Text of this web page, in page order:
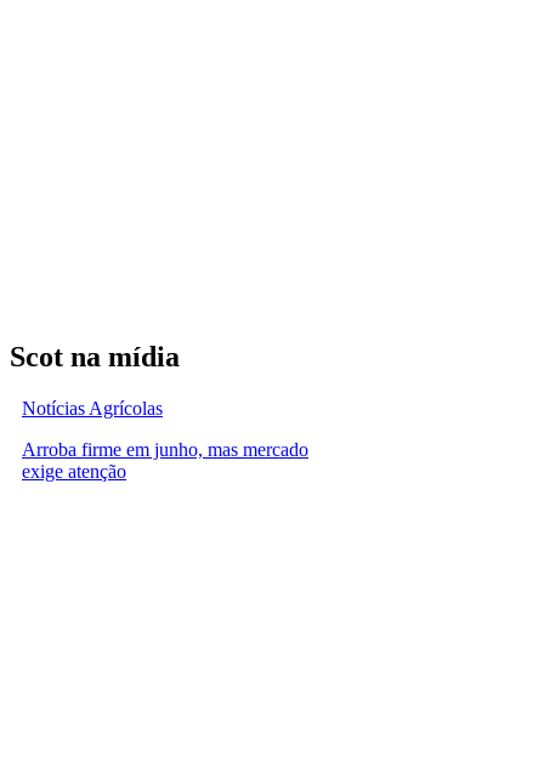
Scot na mídia
Notícias Agrícolas
Arroba firme em junho, mas mercado
exige atenção